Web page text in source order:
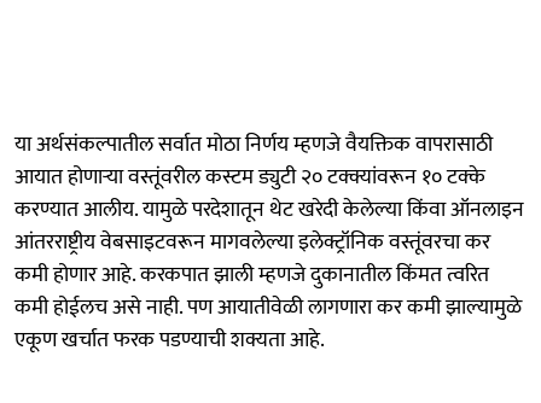
या अर्थसंकल्पातील सर्वात मोठा निर्णय म्हणजे वैयक्तिक वापरासाठी
आयात होणाऱ्या वस्तूंवरील कस्टम ड्युटी २० टक्क्यांवरून १० टक्के
करण्यात आलीय. यामुळे परदेशातून थेट खरेदी केलेल्या किंवा ऑनलाइन
आंतरराष्ट्रीय वेबसाइटवरून मागवलेल्या इलेक्ट्रॉनिक वस्तूंवरचा कर
कमी होणार आहे. करकपात झाली म्हणजे दुकानातील किंमत त्वरित
कमी होईलच असे नाही. पण आयातीवेळी लागणारा कर कमी झाल्यामुळे
एकूण खर्चात फरक पडण्याची शक्यता आहे.